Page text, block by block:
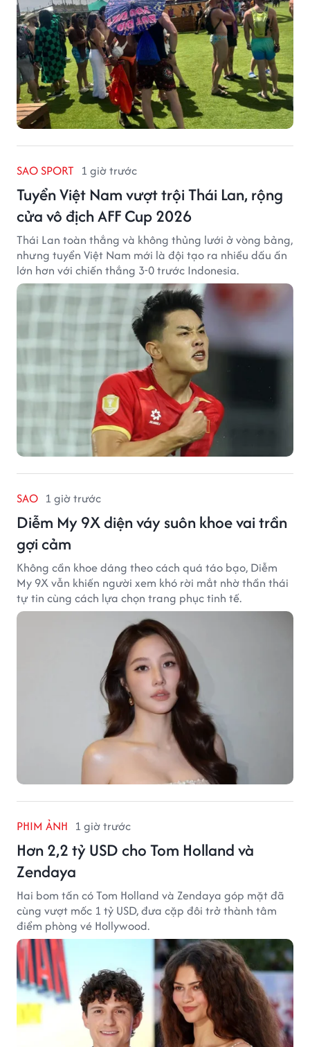
SAO SPORT 1 giờ trước
Tuyển Việt Nam vượt trội Thái Lan, rộng
cửa vô địch AFF Cup 2026
Thái Lan toàn thắng và không thủng lưới ở vòng bảng,
nhưng tuyển Việt Nam mới là đội tạo ra nhiều dấu ấn
lớn hơn với chiến thắng 3-0 trước Indonesia.
SAO 1 giờ trước
Diễm My 9X diện váy suôn khoe vai trần
gợi cảm
Không cần khoe dáng theo cách quá táo bạo, Diễm
My 9X vẫn khiến người xem khó rời mắt nhờ thần thái
tự tin cùng cách lựa chọn trang phục tinh tế.
PHIM ẢNH 1 giờ trước
Hơn 2,2 tỷ USD cho Tom Holland và
Zendaya
Hai bom tấn có Tom Holland và Zendaya góp mặt đã
cùng vượt mốc 1 tỷ USD, đưa cặp đôi trở thành tâm
điểm phòng vé Hollywood.